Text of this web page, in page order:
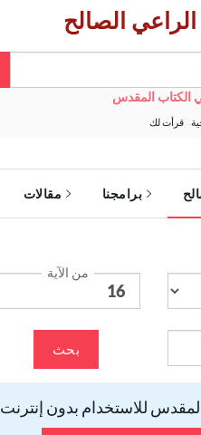
الراعي الصالح
الكتاب المقدس
قرأت لك
برامجنا مقالات
من الآية
بحث
للاستخدام بدون إنترنت